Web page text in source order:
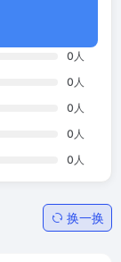
0 人
0 人
0 人
0 人
0 人
换一换